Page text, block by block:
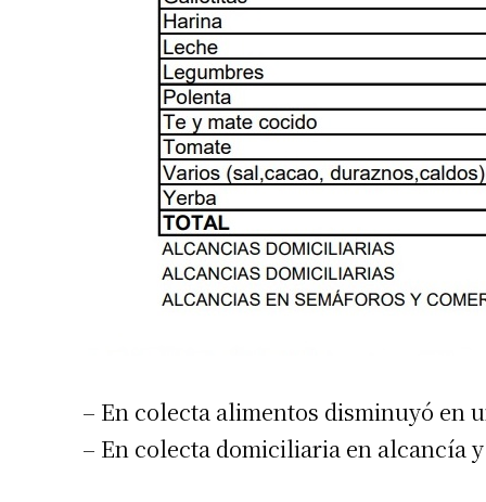
– En colecta alimentos disminuyó en
– En colecta domiciliaria en alcancía